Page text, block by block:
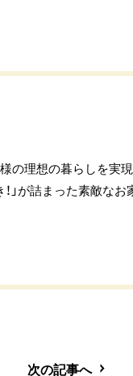
の理想の暮らしを実
」が詰まった素敵な
次の記事へ